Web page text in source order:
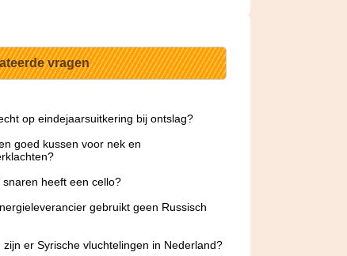
vragen
op eindejaarsuitkering bij ontslag?
goed kussen voor nek en
snaren heeft een cello?
gebruikt geen Russisch
zijn er Syrische vluchtelingen in Nederland?